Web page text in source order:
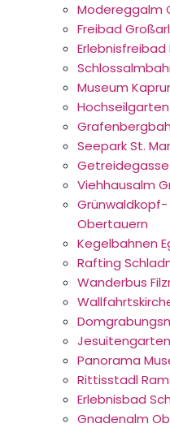
Modereggalm
Freibad
Museum
Seepark St.
Viehhausalm
Obertauern
Kegelbahnen
Rafting
Wanderbus
Panorama
Rittisstadl
Erlebnisbad
Gnadenalm